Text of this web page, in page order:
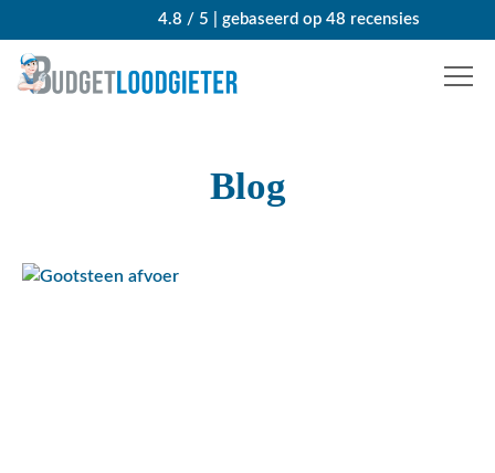
4.8 / 5 | gebaseerd op 48 recensies
Blog